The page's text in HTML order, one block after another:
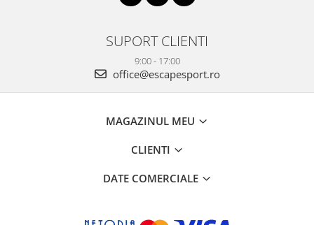
SUPORT CLIENTI
9:00 - 17:00
office@escapesport.ro
MAGAZINUL MEU
CLIENTI
DATE COMERCIALE